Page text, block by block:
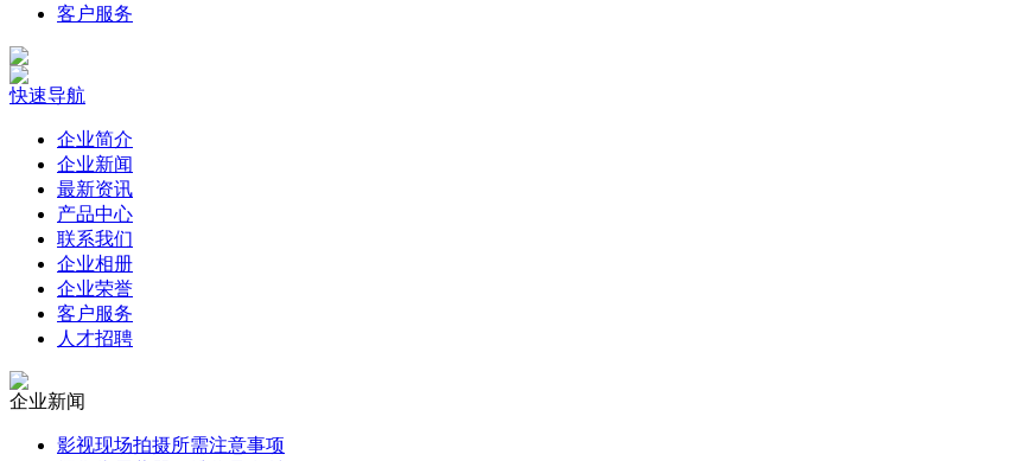
客户服务
快速导航
企业简介
企业新闻
最新资讯
产品中心
联系我们
企业相册
企业荣誉
客户服务
人才招聘
企业新闻
影视现场拍摄所需注意事项